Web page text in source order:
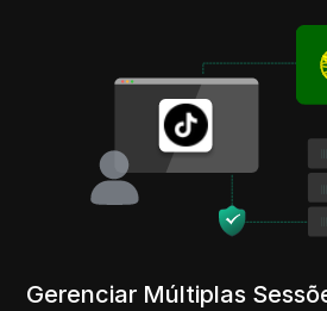
Gerenciar Múltiplas